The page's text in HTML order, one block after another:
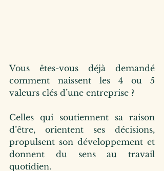
Vous êtes-vous déjà demandé
comment naissent les 4 ou 5
valeurs clés d’une entreprise ?
Celles qui soutiennent sa raison
d’être, orientent ses décisions,
propulsent son développement et
donnent du sens au travail
quotidien.